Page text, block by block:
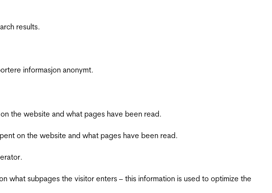
results.
informasjon anonymt.
the website and what pages have been read.
on the website and what pages have been read.
what subpages the visitor enters – this information is used to optimize the